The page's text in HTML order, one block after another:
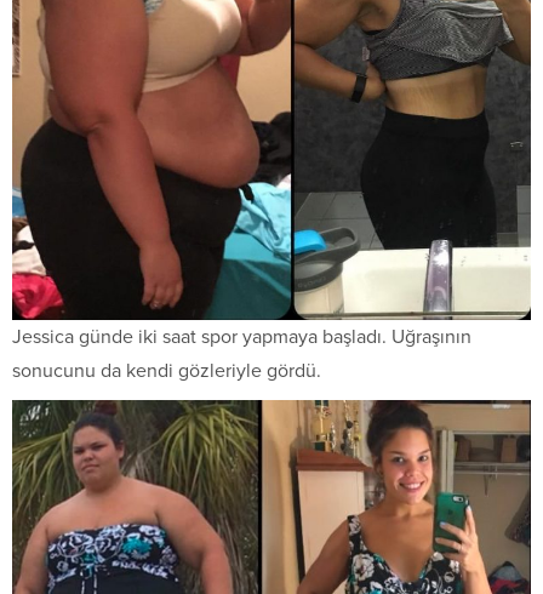
Jessica günde iki saat spor yapmaya başladı. Uğraşının
sonucunu da kendi gözleriyle gördü.